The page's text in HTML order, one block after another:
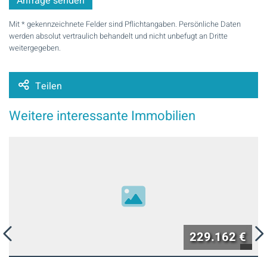
Mit * gekennzeichnete Felder sind Pflichtangaben. Persönliche Daten
werden absolut vertraulich behandelt und nicht unbefugt an Dritte
weitergegeben.
Teilen
Weitere interessante Immobilien